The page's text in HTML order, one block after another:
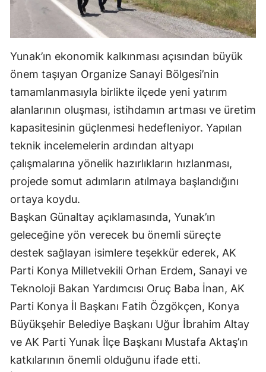
Kars
Kayseri
Kırklareli
Kocaeli
Konya
Malatya
Manisa
Kahramanmaraş
Mardin
Muğla
Muş
Nevşehir
Yunak’ın ekonomik kalkınması açısından büyük
önem taşıyan Organize Sanayi Bölgesi’nin
tamamlanmasıyla birlikte ilçede yeni yatırım
alanlarının oluşması, istihdamın artması ve üretim
kapasitesinin güçlenmesi hedefleniyor. Yapılan
teknik incelemelerin ardından altyapı
çalışmalarına yönelik hazırlıkların hızlanması,
projede somut adımların atılmaya başlandığını
ortaya koydu.
Başkan Günaltay açıklamasında, Yunak’ın
geleceğine yön verecek bu önemli süreçte
destek sağlayan isimlere teşekkür ederek, AK
Parti Konya Milletvekili Orhan Erdem, Sanayi ve
Teknoloji Bakan Yardımcısı Oruç Baba İnan, AK
Parti Konya İl Başkanı Fatih Özgökçen, Konya
Büyükşehir Belediye Başkanı Uğur İbrahim Altay
ve AK Parti Yunak İlçe Başkanı Mustafa Aktaş’ın
katkılarının önemli olduğunu ifade etti.